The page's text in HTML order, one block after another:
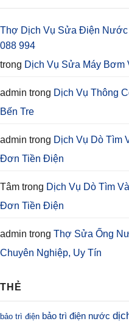
Thợ Dịch Vụ Sửa Điện Nước
088 994
trong Dịch Vụ Sửa Máy Bơm
admin trong Dịch Vụ Thông
Bến Tre
admin trong Dịch Vụ Dò Tìm
Đơn Tiền Điện
Tâm trong Dịch Vụ Dò Tìm
Đơn Tiền Điện
admin trong Thợ Sửa Ống
Chuyên Nghiệp, Uy Tín
THẺ
bảo trì điện bảo trì điện nước